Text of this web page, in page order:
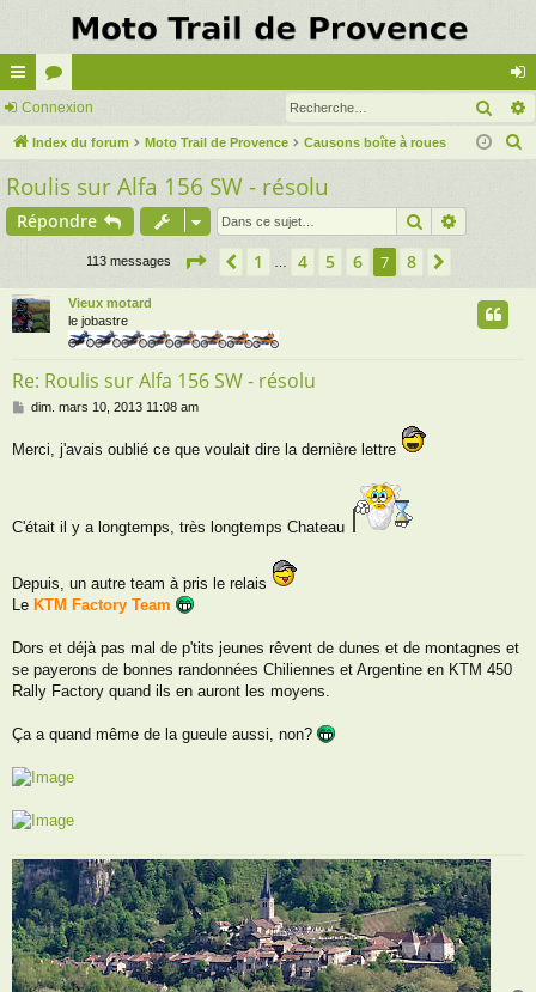
cc
ès
ra
pi
or
u
m
s
on
ne
Connexion
Index du forum Moto Trail de Provence Causons boîte à roues
Roulis sur Alfa 156 SW - résolu
Répondre Rechercher
113 messages Page 7sur 8
Précédente
1 4 5 6 7 8
Vieux motard
le jobastre
Re: Roulis sur Alfa 156 SW - résolu
M
s
dim. mars 10, 2013 11:08 am
Merci, j'avais oublié ce que voulait dire la dernière lettre
C'était il y a longtemps, très longtemps Chateau
Depuis, un autre team à pris le relais
Le KTM Factory Team
Dors et déjà pas mal de p'tits jeunes rêvent de dunes et de montagnes et
se payerons de bonnes randonnées Chiliennes et Argentine en KTM 450
Rally Factory quand ils en auront les moyens.
Ça a quand même de la gueule aussi, non?